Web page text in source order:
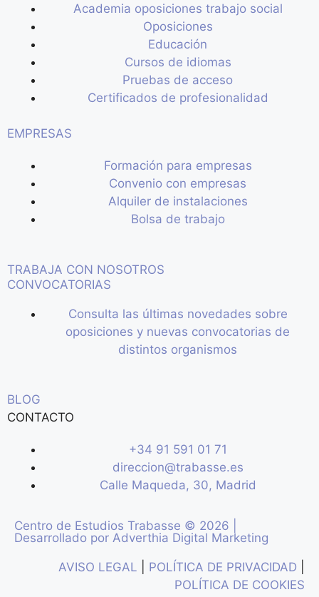
Academia oposiciones trabajo social
Oposiciones
Educación
Cursos de idiomas
Pruebas de acceso
Certificados de profesionalidad
EMPRESAS
Formación para empresas
Convenio con empresas
Alquiler de instalaciones
Bolsa de trabajo
TRABAJA CON NOSOTROS
CONVOCATORIAS
Consulta las últimas novedades sobre
oposiciones y nuevas convocatorias de
distintos organismos
BLOG
CONTACTO
+34 91 591 01 71
direccion@trabasse.es
Calle Maqueda, 30, Madrid
Centro de Estudios Trabasse © 2026 |
Desarrollado por Adverthia Digital Marketing
AVISO LEGAL POLÍTICA DE PRIVACIDAD
POLÍTICA DE COOKIES